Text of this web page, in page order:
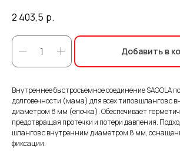
2 403,5 р.
Добавить в
Внутреннее быстросъемное соединение SAGOLA
долговечности (мама) для всех типов шлангов с
диаметром 8 мм (елочка). Обеспечивает
предотвращая протечки и потери давления.
шлангов с внутренним диаметром 8 мм,
фиксации.